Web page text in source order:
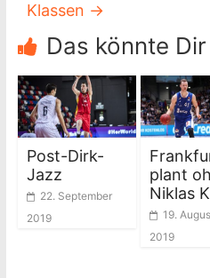
Klassen →
Das könnte
Post-Dirk-
Jazz
22. September
2019
plant
Niklas
19.
2019